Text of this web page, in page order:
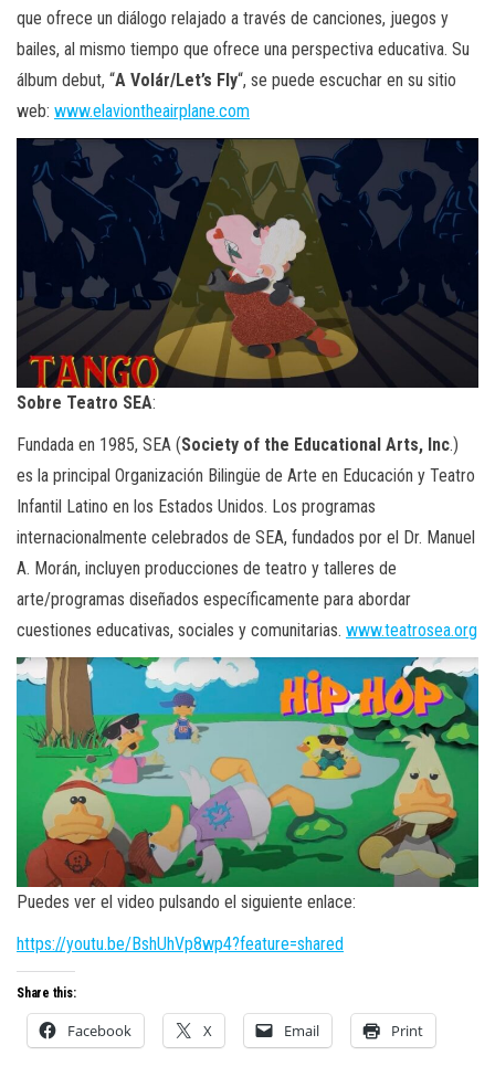
que ofrece un diálogo relajado a través de canciones, juegos y
bailes, al mismo tiempo que ofrece una perspectiva educativa. Su
álbum debut, “A Volár/Let’s Fly“, se puede escuchar en su sitio
web: www.elaviontheairplane.com
Sobre Teatro SEA:
Fundada en 1985, SEA (Society of the Educational Arts, Inc.)
es la principal Organización Bilingüe de Arte en Educación y Teatro
Infantil Latino en los Estados Unidos. Los programas
internacionalmente celebrados de SEA, fundados por el Dr. Manuel
A. Morán, incluyen producciones de teatro y talleres de
arte/programas diseñados específicamente para abordar
cuestiones educativas, sociales y comunitarias. www.teatrosea.org
Puedes ver el video pulsando el siguiente enlace:
https://youtu.be/BshUhVp8wp4?feature=shared
Share this:
Facebook X Email Print